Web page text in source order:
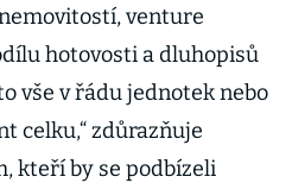
venture
hotovosti a dluhopisů
vše v řádu jednotek nebo
celku,“ zdůrazňuje
kteří by se podbízeli